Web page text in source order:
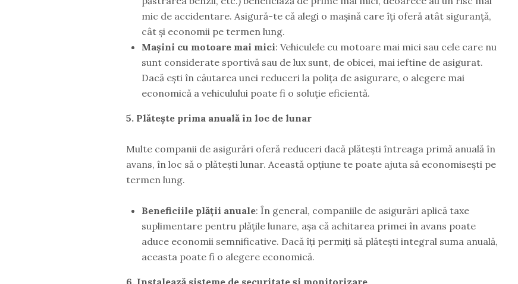
mic de accidentare. Asigură-te că alegi o mașină care îți oferă atât siguranță,
cât și economii pe termen lung.
Mașini cu motoare mai mici: Vehiculele cu motoare mai mici sau cele care nu
sunt considerate sportivă sau de lux sunt, de obicei, mai ieftine de asigurat.
Dacă ești în căutarea unei reduceri la polița de asigurare, o alegere mai
economică a vehiculului poate fi o soluție eficientă.
5. Plătește prima anuală în loc de lunar
Multe companii de asigurări oferă reduceri dacă plătești întreaga primă anuală în
avans, în loc să o plătești lunar. Această opțiune te poate ajuta să economisești pe
termen lung.
Beneficiile plății anuale: În general, companiile de asigurări aplică taxe
suplimentare pentru plățile lunare, așa că achitarea primei în avans poate
aduce economii semnificative. Dacă îți permiți să plătești integral suma anuală,
aceasta poate fi o alegere economică.
6. Instalează sisteme de securitate și monitorizare